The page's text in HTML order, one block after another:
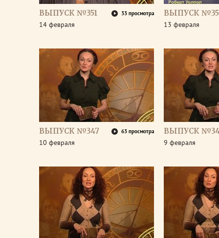
ВЫПУСК №351 33 просмотра
14 февраля
ВЫПУСК
13 февраля
ВЫПУСК №347 63 просмотра
10 февраля
ВЫПУСК
9 февраля